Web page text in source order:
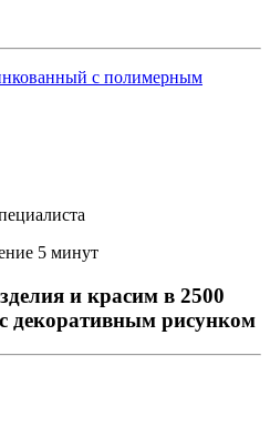
с полимерным
5 минут
и красим в 2500
декоративным рисунком